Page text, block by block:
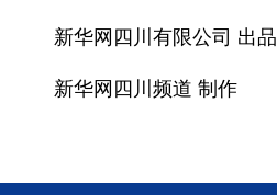
新华网四川有限公司 出品
新华网四川频道 制作